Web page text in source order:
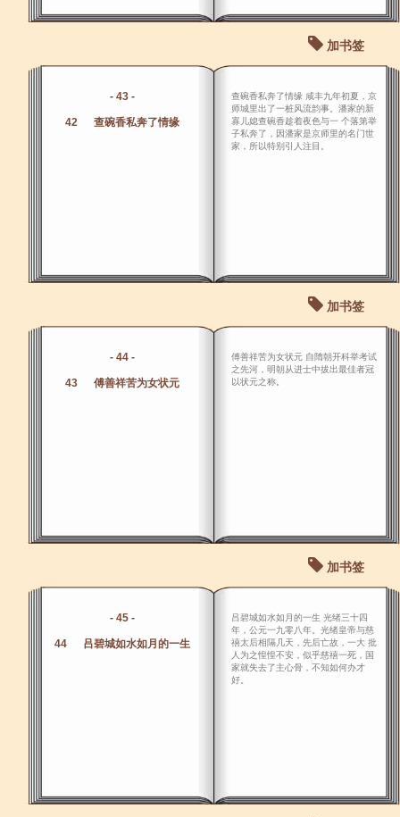
加书签
- 43 -
42 查碗香私奔了情缘
查碗香私奔了情缘 咸丰九年初夏，京
师城里出了一桩风流韵事。潘家的新
寡儿媳查碗香趁着夜色与一 个落第举
子私奔了，因潘家是京师里的名门世
家，所以特别引人注目。
加书签
- 44 -
43 傅善祥苦为女状元
傅善祥苦为女状元 自隋朝开科举考试
之先河，明朝从进士中拔出最佳者冠
以状元之称。
加书签
- 45 -
44 吕碧城如水如月的一生
吕碧城如水如月的一生 光绪三十四
年，公元一九零八年。光绪皇帝与慈
禧太后相隔几天，先后亡故，一大 批
人为之惶惶不安，似乎慈禧一死，国
家就失去了主心骨，不知如何办才
好。